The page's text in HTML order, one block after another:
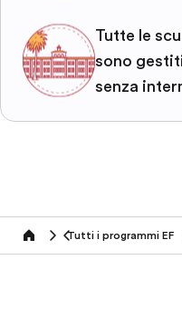
Tutte le
sono
senza
home Tutti i programmi EF